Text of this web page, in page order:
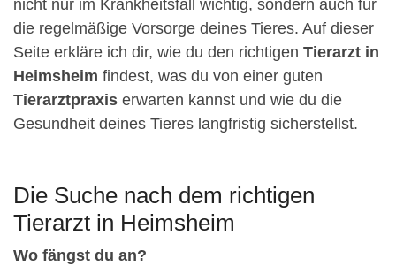
nicht nur im Krankheitsfall wichtig, sondern auch für
die regelmäßige Vorsorge deines Tieres. Auf dieser
Seite erkläre ich dir, wie du den richtigen Tierarzt in
Heimsheim findest, was du von einer guten
Tierarztpraxis erwarten kannst und wie du die
Gesundheit deines Tieres langfristig sicherstellst.
Die Suche nach dem richtigen
Tierarzt in Heimsheim
Wo fängst du an?